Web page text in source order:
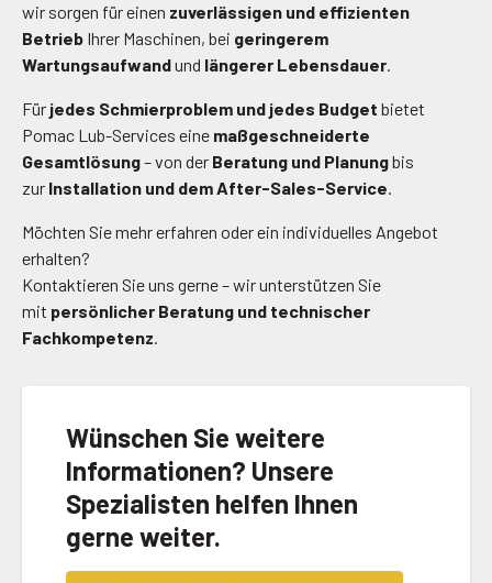
wir sorgen für einen zuverlässigen und effizienten
Betrieb Ihrer Maschinen, bei geringerem
Wartungsaufwandund längerer Lebensdauer.
Für jedes Schmierproblem und jedes Budget bietet
Pomac Lub-Services eine maßgeschneiderte
Gesamtlösung– von der Beratung und Planungbis
zur Installation und dem After-Sales-Service.
Möchten Sie mehr erfahren oder ein individuelles Angebot
erhalten?
Kontaktieren Sie uns gerne – wir unterstützen Sie
mit persönlicher Beratung und technischer
Fachkompetenz.
Wünschen Sie weitere
Informationen? Unsere
Spezialisten helfen Ihnen
gerne weiter.